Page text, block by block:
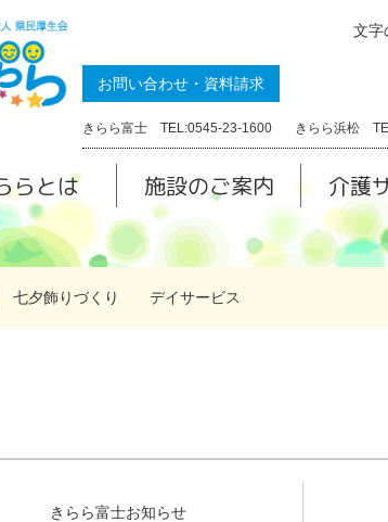
文字
お問い合わせ・資料請求
きらら富士 TEL:0545-23-1600 きらら浜松
らとは 施設のご案内 介護
七夕飾りづくり デイサービス
きらら富士お知らせ